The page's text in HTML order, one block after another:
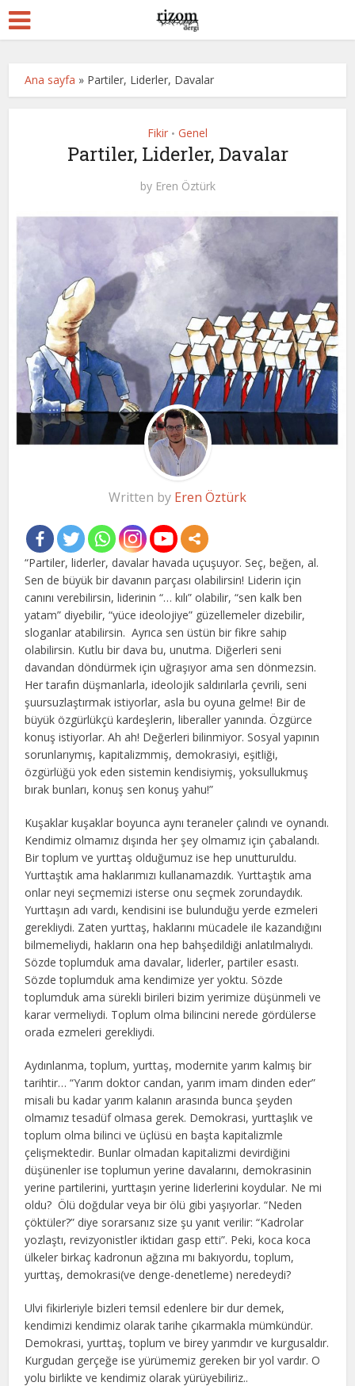
Ana sayfa » Partiler, Liderler, Davalar
Fikir • Genel
Partiler, Liderler, Davalar
by Eren Öztürk
Written by Eren Öztürk
“Partiler, liderler, davalar havada uçuşuyor. Seç, beğen, al.
Sen de büyük bir davanın parçası olabilirsin! Liderin için
canını verebilirsin, liderinin “… kılı” olabilir, “sen kalk ben
yatam” diyebilir, “yüce ideolojiye” güzellemeler dizebilir,
sloganlar atabilirsin. Ayrıca sen üstün bir fikre sahip
olabilirsin. Kutlu bir dava bu, unutma. Diğerleri seni
davandan döndürmek için uğraşıyor ama sen dönmezsin.
Her tarafın düşmanlarla, ideolojik saldırılarla çevrili, seni
şuursuzlaştırmak istiyorlar, asla bu oyuna gelme! Bir de
büyük özgürlükçü kardeşlerin, liberaller yanında. Özgürce
konuş istiyorlar. Ah ah! Değerleri bilinmiyor. Sosyal yapının
sorunlarıymış, kapitalizmmiş, demokrasiyi, eşitliği,
özgürlüğü yok eden sistemin kendisiymiş, yoksullukmuş
bırak bunları, konuş sen konuş yahu!”
Kuşaklar kuşaklar boyunca aynı teraneler çalındı ve oynandı.
Kendimiz olmamız dışında her şey olmamız için çabalandı.
Bir toplum ve yurttaş olduğumuz ise hep unutturuldu.
Yurttaştık ama haklarımızı kullanamazdık. Yurttaştık ama
onlar neyi seçmemizi isterse onu seçmek zorundaydık.
Yurttaşın adı vardı, kendisini ise bulunduğu yerde ezmeleri
gerekliydi. Zaten yurttaş, haklarını mücadele ile kazandığını
bilmemeliydi, hakların ona hep bahşedildiği anlatılmalıydı.
Sözde toplumduk ama davalar, liderler, partiler esastı.
Sözde toplumduk ama kendimize yer yoktu. Sözde
toplumduk ama sürekli birileri bizim yerimize düşünmeli ve
karar vermeliydi. Toplum olma bilincini nerede gördülerse
orada ezmeleri gerekliydi.
Aydınlanma, toplum, yurttaş, modernite yarım kalmış bir
tarihtir… “Yarım doktor candan, yarım imam dinden eder”
misali bu kadar yarım kalanın arasında bunca şeyden
olmamız tesadüf olmasa gerek. Demokrasi, yurttaşlık ve
toplum olma bilinci ve üçlüsü en başta kapitalizmle
çelişmektedir. Bunlar olmadan kapitalizmi devirdiğini
düşünenler ise toplumun yerine davalarını, demokrasinin
yerine partilerini, yurttaşın yerine liderlerini koydular. Ne mi
oldu? Ölü doğdular veya bir ölü gibi yaşıyorlar. “Neden
çöktüler?” diye sorarsanız size şu yanıt verilir: “Kadrolar
yozlaştı, revizyonistler iktidarı gasp etti”. Peki, koca koca
ülkeler birkaç kadronun ağzına mı bakıyordu, toplum,
yurttaş, demokrasi(ve denge-denetleme) neredeydi?
Ulvi fikirleriyle bizleri temsil edenlere bir dur demek,
kendimizi kendimiz olarak tarihe çıkarmakla mümkündür.
Demokrasi, yurttaş, toplum ve birey yarımdır ve kurgusaldır.
Kurgudan gerçeğe ise yürümemiz gereken bir yol vardır. O
yolu birlikte ve kendimiz olarak yürüyebiliriz..